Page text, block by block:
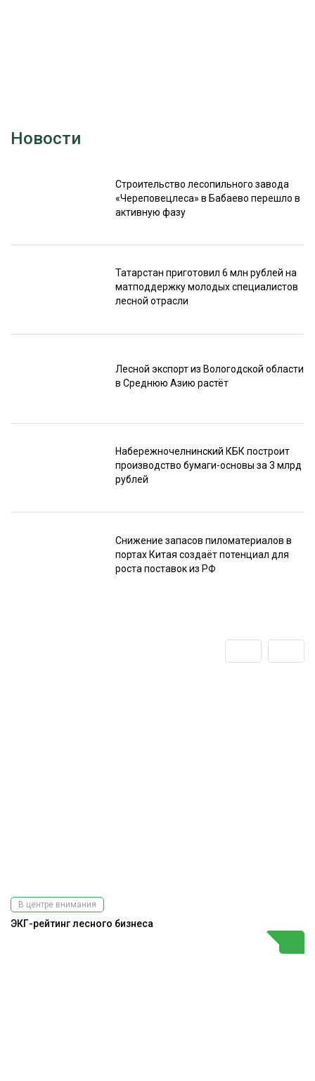
Новости
Строительство лесопильного завода
«Череповецлеса» в Бабаево перешло в
активную фазу
Татарстан приготовил 6 млн рублей на
матподдержку молодых специалистов
лесной отрасли
Лесной экспорт из Вологодской области
в Среднюю Азию растёт
Набережночелнинский КБК построит
производство бумаги-основы за 3 млрд
рублей
Снижение запасов пиломатериалов в
портах Китая создаёт потенциал для
роста поставок из РФ
В центре внимания
ЭКГ-рейтинг лесного бизнеса